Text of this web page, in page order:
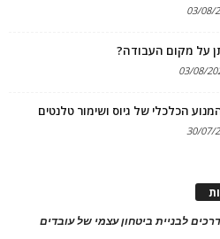
03/08/
על מקום העבודה?
03/08/
30/07/